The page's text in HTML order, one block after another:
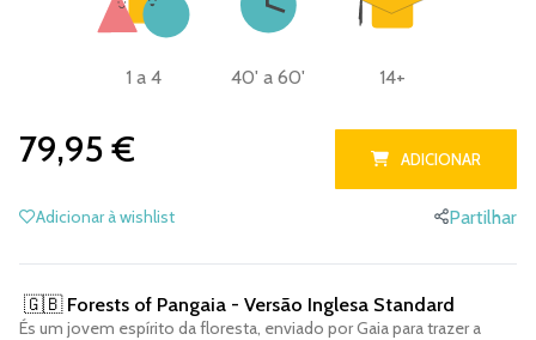
1 a 4 40' a 60' 14+
79,95 € ADICIONAR
Adicionar à wishlist Partilhar
🇬🇧 Forests of Pangaia - Versão Inglesa Standard
És um jovem espírito da floresta, enviado por Gaia para trazer a